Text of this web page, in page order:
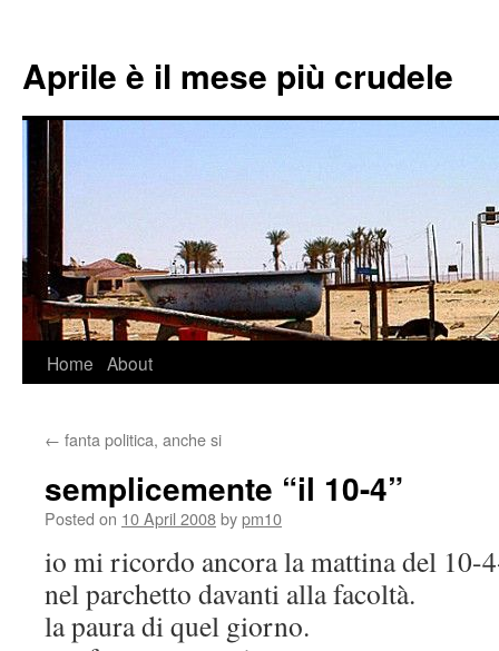
Aprile è il mese più crudele
Skip
content
Home About
← fanta politica, anche si
semplicemente “il 10-4”
Posted on 10 April 2008bypm10
io mi ricordo ancora la mattina del 10-
nel parchetto davanti alla facoltà.
la paura di quel giorno.